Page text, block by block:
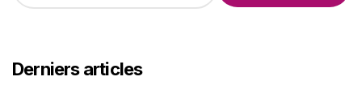
r
c
Derniers articles